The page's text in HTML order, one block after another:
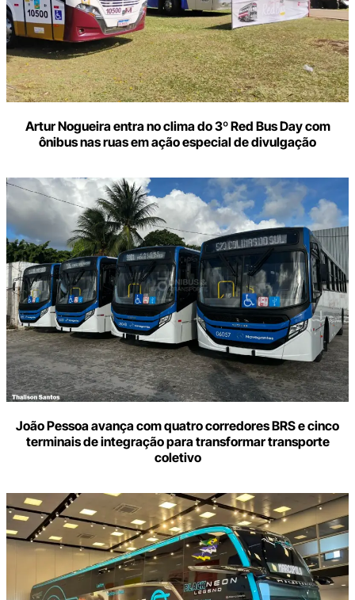
Artur Nogueira entra no clima do 3º Red Bus Day com
ônibus nas ruas em ação especial de divulgação
João Pessoa avança com quatro corredores BRS e cinco
terminais de integração para transformar transporte
coletivo